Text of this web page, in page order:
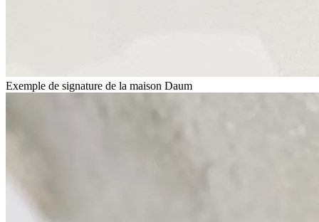
Exemple de signature de la maison Daum